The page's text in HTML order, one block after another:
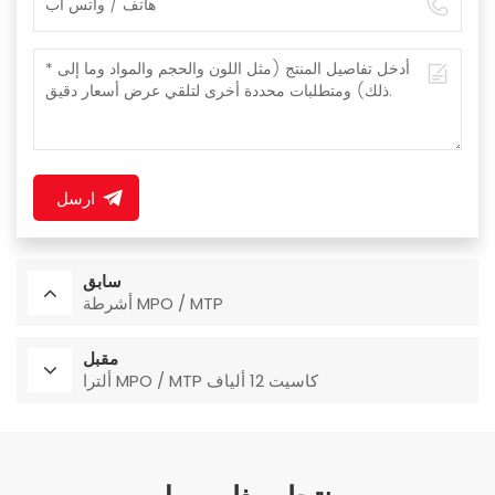
ارسل
سابق
أشرطة MPO / MTP
مقبل
ألترا MPO / MTP كاسيت 12 ألياف